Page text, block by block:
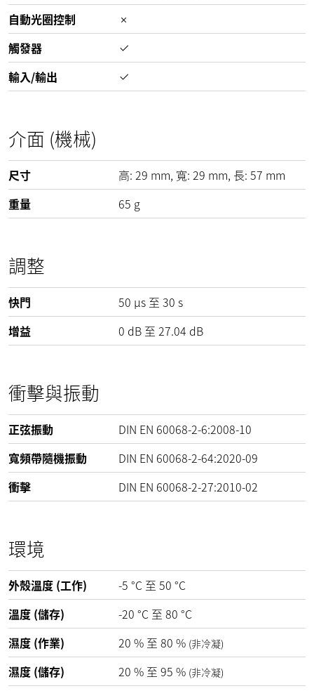
自動光圈控制
觸發器
輸入/輸出
介面 (機械)
尺寸 高: 29 mm, 寬: 29 mm, 長: 57 mm
重量
65 g
調整
快門
50 µs 至 30 s
增益
0 dB 至 27.04 dB
衝擊與振動
正弦振動
DIN EN 60068-2-6:2008-10
寬頻帶隨機振動
DIN EN 60068-2-64:2020-09
衝擊
DIN EN 60068-2-27:2010-02
環境
外殼溫度 (工作) -5 °C 至 50 °C
溫度 (儲存)
-20 °C 至 80 °C
濕度 (作業)
20 % 至 80 % (非冷凝)
濕度 (儲存) 20 % 至 95 % (非冷凝)